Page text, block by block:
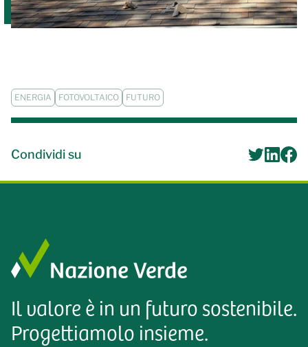
ENERGIA FOTOVOLTAICO FUTURO
Condividi su
Il valore è in un futuro sostenibile.
Progettiamolo insieme.